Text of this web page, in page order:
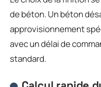
de béton. Un béton
approvisionnement
avec un délai de
standard.